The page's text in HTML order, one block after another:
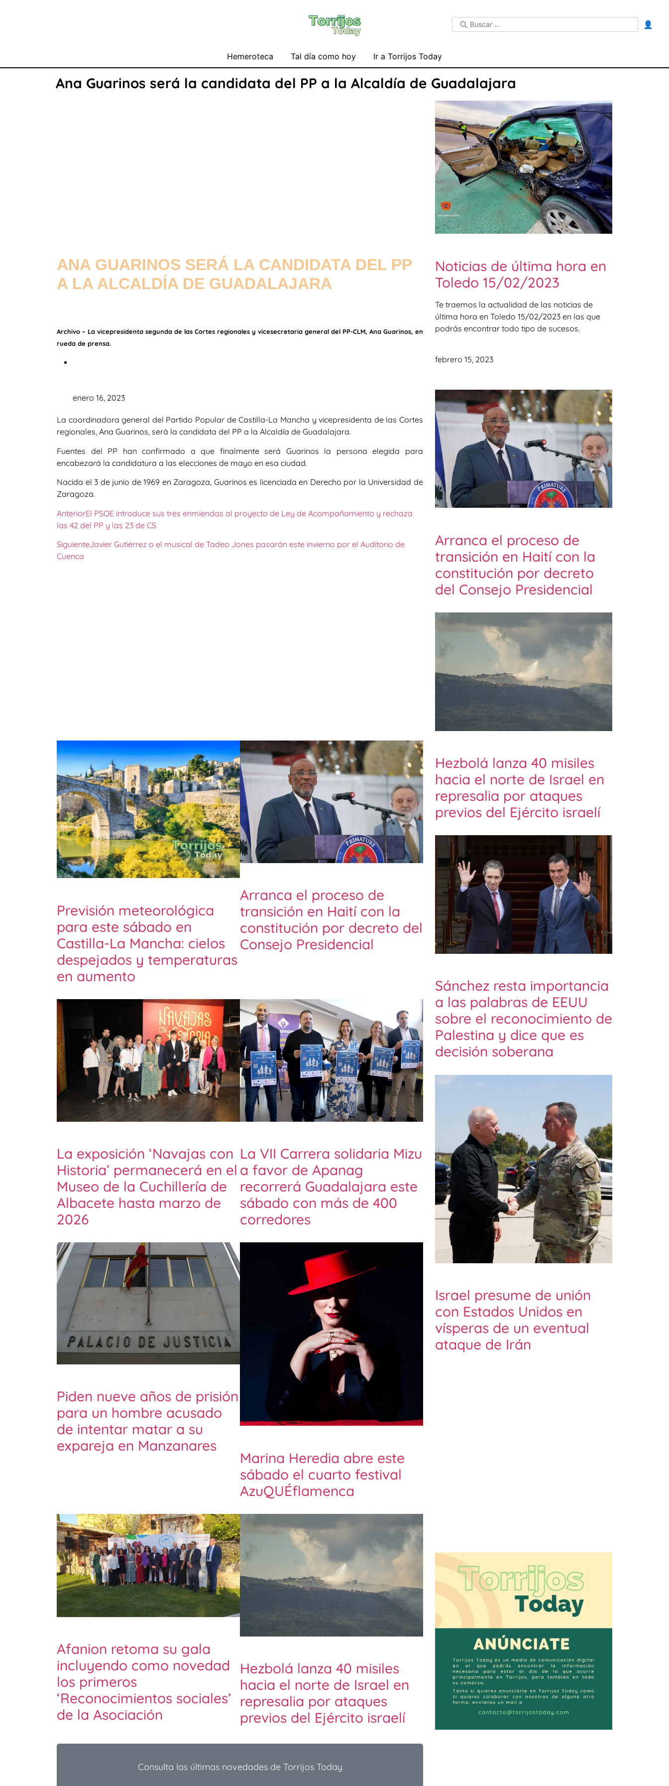
👤
Hemeroteca Tal día como hoy Ir a Torrijos Today
Ana Guarinos será la candidata del PP a la Alcaldía de Guadalajara
ANA GUARINOS SERÁ LA CANDIDATA DEL PP
A LA ALCALDÍA DE GUADALAJARA
Archivo – La vicepresidenta segunda de las Cortes regionales y vicesecretaria general del PP-CLM, Ana Guarinos, en
rueda de prensa.
enero 16, 2023
La coordinadora general del Partido Popular de Castilla-La Mancha y vicepresidenta de las Cortes
regionales, Ana Guarinos, será la candidata del PP a la Alcaldía de Guadalajara.
Fuentes del PP han confirmado a que finalmente será Guarinos la persona elegida para
encabezará la candidatura a las elecciones de mayo en esa ciudad.
Nacida el 3 de junio de 1969 en Zaragoza, Guarinos es licenciada en Derecho por la Universidad de
Zaragoza.
AnteriorEl PSOE introduce sus tres enmiendas al proyecto de Ley de Acompañamiento y rechaza
las 42 del PP y las 23 de CS
SiguienteJavier Gutiérrez o el musical de Tadeo Jones pasarán este invierno por el Auditorio de
Cuenca
Previsión meteorológica
para este sábado en
Castilla-La Mancha: cielos
despejados y temperaturas
en aumento
Arranca el proceso de
transición en Haití con la
constitución por decreto del
Consejo Presidencial
La exposición ‘Navajas con
Historia’ permanecerá en el
Museo de la Cuchillería de
Albacete hasta marzo de
2026
La VII Carrera solidaria Mizu
a favor de Apanag
recorrerá Guadalajara este
sábado con más de 400
corredores
Piden nueve años de prisión
para un hombre acusado
de intentar matar a su
expareja en Manzanares
Marina Heredia abre este
sábado el cuarto festival
AzuQUÉflamenca
Afanion retoma su gala
incluyendo como novedad
los primeros
‘Reconocimientos sociales’
de la Asociación
Hezbolá lanza 40 misiles
hacia el norte de Israel en
represalia por ataques
previos del Ejército israelí
Consulta las últimas novedades de Torrijos Today
Noticias de última hora en
Toledo 15/02/2023
Te traemos la actualidad de las noticias de
última hora en Toledo 15/02/2023 en las que
podrás encontrar todo tipo de sucesos.
febrero 15, 2023
Arranca el proceso de
transición en Haití con la
constitución por decreto
del Consejo Presidencial
Hezbolá lanza 40 misiles
hacia el norte de Israel en
represalia por ataques
previos del Ejército israelí
Sánchez resta importancia
a las palabras de EEUU
sobre el reconocimiento de
Palestina y dice que es
decisión soberana
Israel presume de unión
con Estados Unidos en
vísperas de un eventual
ataque de Irán